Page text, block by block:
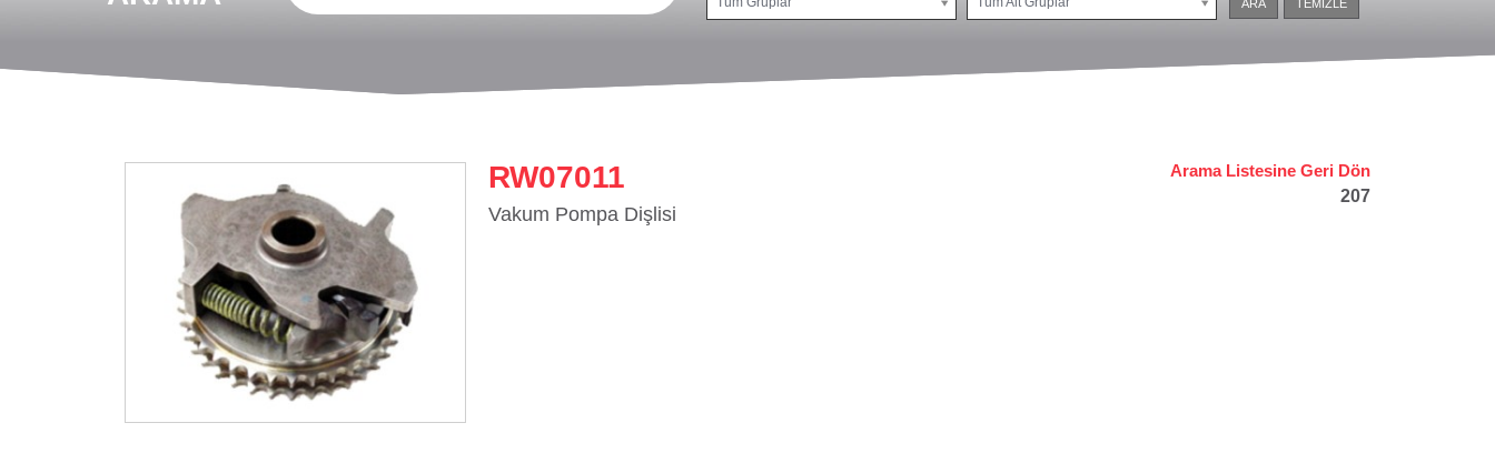
ARA TEMİZLE
RW07011
Vakum Pompa Dişlisi
Arama Listesine Geri Dön
207